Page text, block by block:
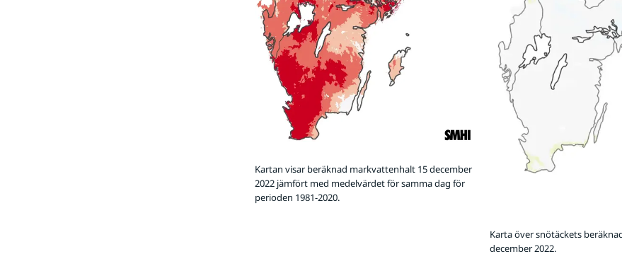
Kartan visar beräknad markvattenhalt 15 december
2022 jämfört med medelvärdet för samma dag för
perioden 1981-2020.
Karta över snötäckets
december 2022.